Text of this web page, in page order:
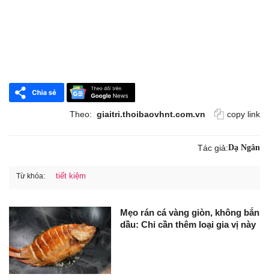
Theo: giaitri.thoibaovhnt.com.vn copy link
Tác giả:Dạ Ngân
Từ khóa: tiết kiệm
Mẹo rán cá vàng giòn, không bắn
dầu: Chỉ cần thêm loại gia vị này